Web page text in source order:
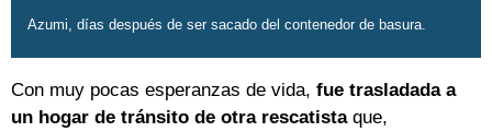
Azumi, días después de ser sacado del contenedor de basura.
Con muy pocas esperanzas de vida, fue trasladada a
un hogar de tránsito de otra rescatista que,